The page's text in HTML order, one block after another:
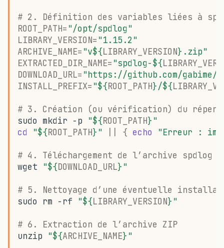
# 2. Définition des variables liées à
ROOT_PATH= "/opt/spdlog"
LIBRARY_VERSION= "1.15.2"
ARCHIVE_NAME= "v${LIBRARY_VERSION} .zip"
EXTRACTED_DIR_NAME= "spdlog-${
DOWNLOAD_URL= "https://github.com/
INSTALL_PREFIX= "${ROOT_PATH}/${
# 3. Création (ou vérification) du
sudo mkdir -p "${ROOT_PATH} "
cd
"${ROOT_PATH} " { echo "Erreur :
# 4. Téléchargement de l’archive spdlog
wget
"${DOWNLOAD_URL} "
# 5. Nettoyage d’une éventuelle
sudo
rm -rf "${LIBRARY_VERSION} "
# 6. Extraction de l’archive ZIP
unzip
"${ARCHIVE_NAME} "